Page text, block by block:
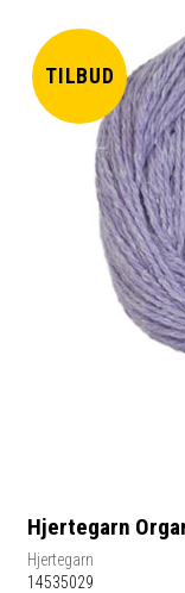
TILBUD
Hjertegarn
Hjertegarn
14535029